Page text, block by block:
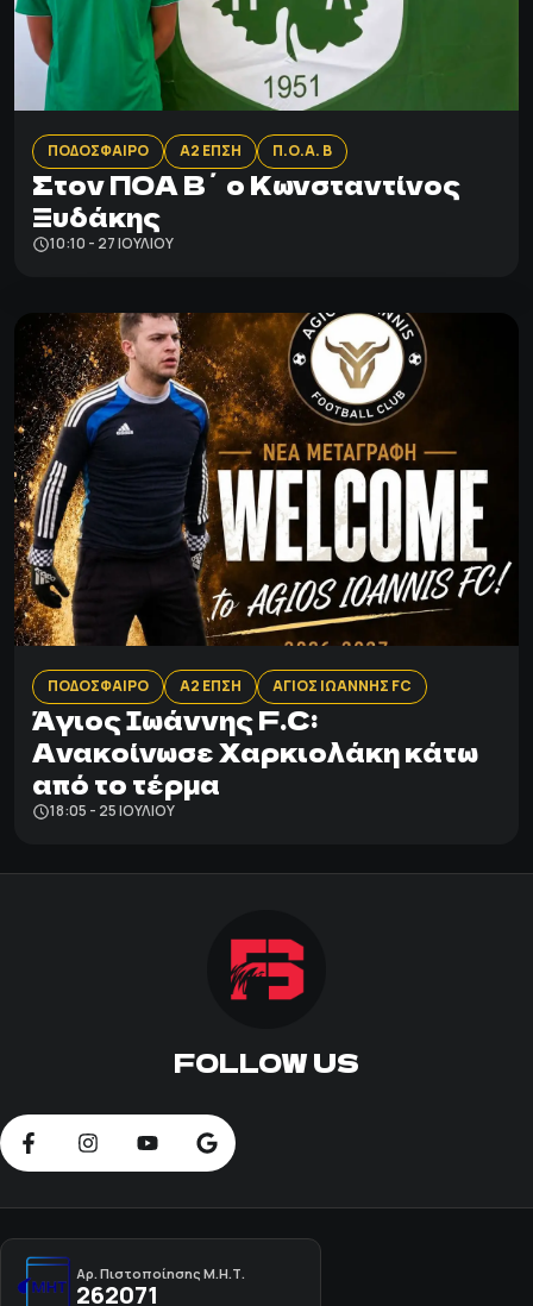
ΠΟΔΟΣΦΑΙΡΟ Α2 ΕΠΣΗ Π.Ο.Α. Β
Στον ΠΟΑ Β΄ ο Κωνσταντίνος
Ξυδάκης
10:10 - 27 ΙΟΥΛΊΟΥ
ΠΟΔΟΣΦΑΙΡΟ Α2 ΕΠΣΗ ΑΓΙΟΣ ΙΩΑΝΝΗΣ FC
Άγιος Ιωάννης F.C:
Ανακοίνωσε Χαρκιολάκη κάτω
από το τέρμα
18:05 - 25 ΙΟΥΛΊΟΥ
FOLLOW US
Αρ. Πιστοποίησης Μ.Η.Τ.
262071